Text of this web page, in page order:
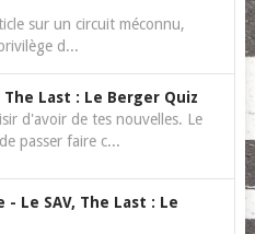
sur un circuit méconnu,
d...
The Last : Le Berger Quiz
d'avoir de tes nouvelles. Le
passer faire c...
- Le SAV, The Last : Le